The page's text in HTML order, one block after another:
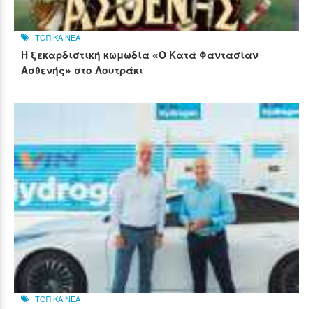
ΤΟΠΙΚΑ ΝΕΑ
Η ξεκαρδιστική κωμωδία «Ο Κατά Φαντασίαν
Ασθενής» στο Λουτράκι
ΤΟΠΙΚΑ ΝΕΑ